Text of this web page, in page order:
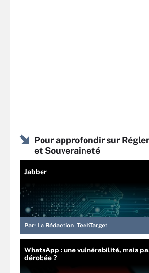
Pour approfondir sur
et Souveraineté
Jabber
Par: La Rédaction TechTarget
WhatsApp : une vulnérabilité, mais
dérobée ?